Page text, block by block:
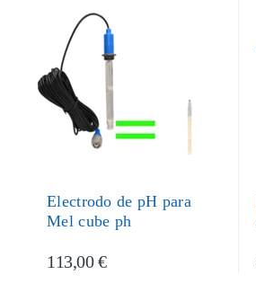
Electrodo de pH para
Mel cube ph
113,00 €